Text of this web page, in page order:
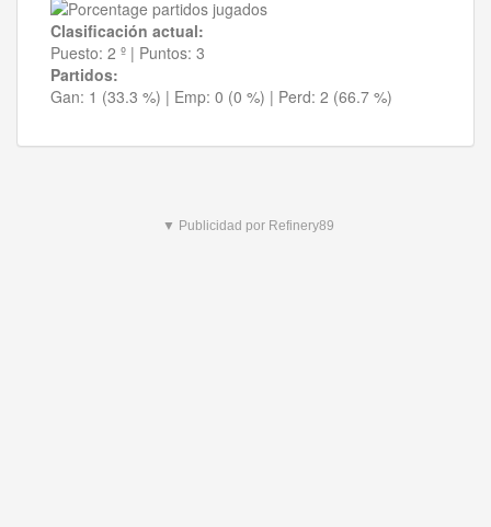
Clasificación actual:
Puesto: 2 º | Puntos: 3
Partidos:
Gan: 1 (33.3 %) | Emp: 0 (0 %) | Perd: 2 (66.7 %)
▼ Publicidad por Refinery89